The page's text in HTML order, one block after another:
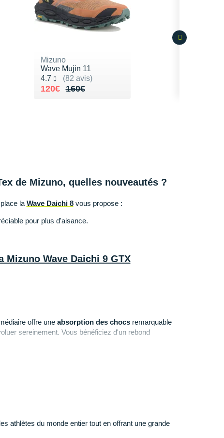
de Mizuno, quelles nouveautés ?
la Wave Daichi 8vous propose :
pour plus d'aisance.
Mizuno Wave Daichi 9 GTX
offre une absorption des chocsremarquable
sereinement. Vous bénéficiez d'un rebond
athlètes du monde entier tout en offrant une grande
Mizuno
Wave Mujin 11
4.7
(82 avis)
Noté 4.7 sur 5
160€
Au lieu de 160€
120€
Vendu 120€